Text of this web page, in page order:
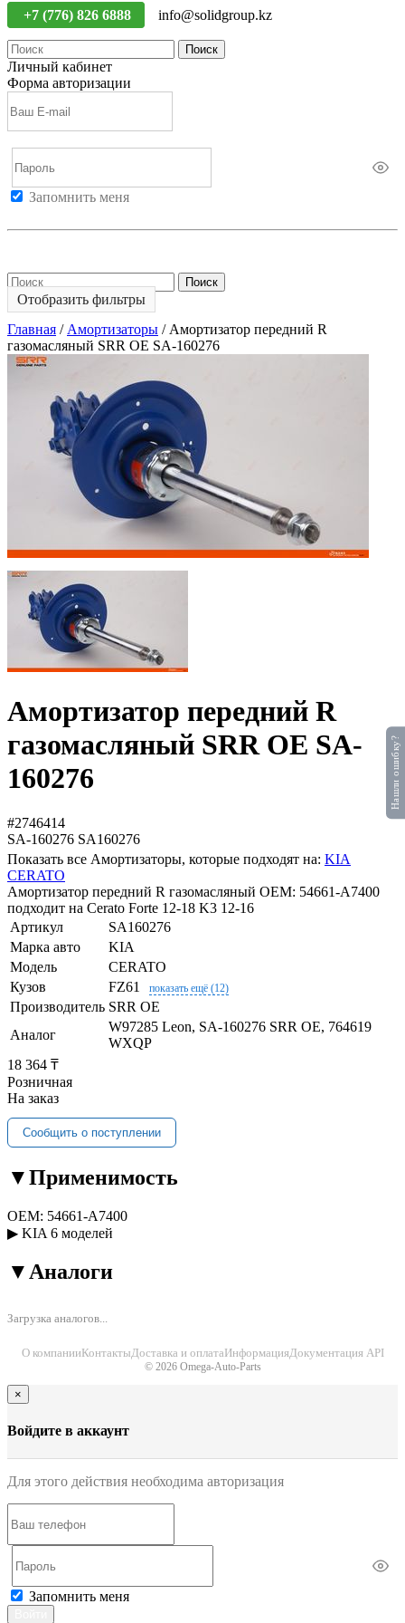
+7 (776) 826 6888 info@solidgroup.kz
Поиск
Личный кабинет
Форма авторизации
Запомнить меня
Поиск
Отобразить фильтры
Главная / Амортизаторы / Амортизатор передний R
газомасляный SRR OE SA-160276
Амортизатор передний R
газомасляный SRR OE SA-
160276
#2746414
SA-160276 SA160276
Показать все Амортизаторы, которые подходят на: KIA
CERATO
Амортизатор передний R газомасляный OEM: 54661-A7400
подходит на Cerato Forte 12-18 K3 12-16
Артикул
SA160276
Марка авто
KIA
Модель
CERATO
Кузов
FZ61 показать ещё (12)
Производитель SRR OE
Аналог
W97285 Leon, SA-160276 SRR OE, 764619
WXQP
18 364 ₸
Розничная
На заказ
Сообщить о поступлении
▼Применимость
OEM: 54661-A7400
▶ KIA 6 моделей
▼ Аналоги
Загрузка аналогов...
О компанииКонтактыДоставка и оплатаИнформацияДокументация API
© 2026 Omega-Auto-Parts
×
Войдите в аккаунт
Для этого действия необходима авторизация
Запомнить меня
Нашли ошибку?